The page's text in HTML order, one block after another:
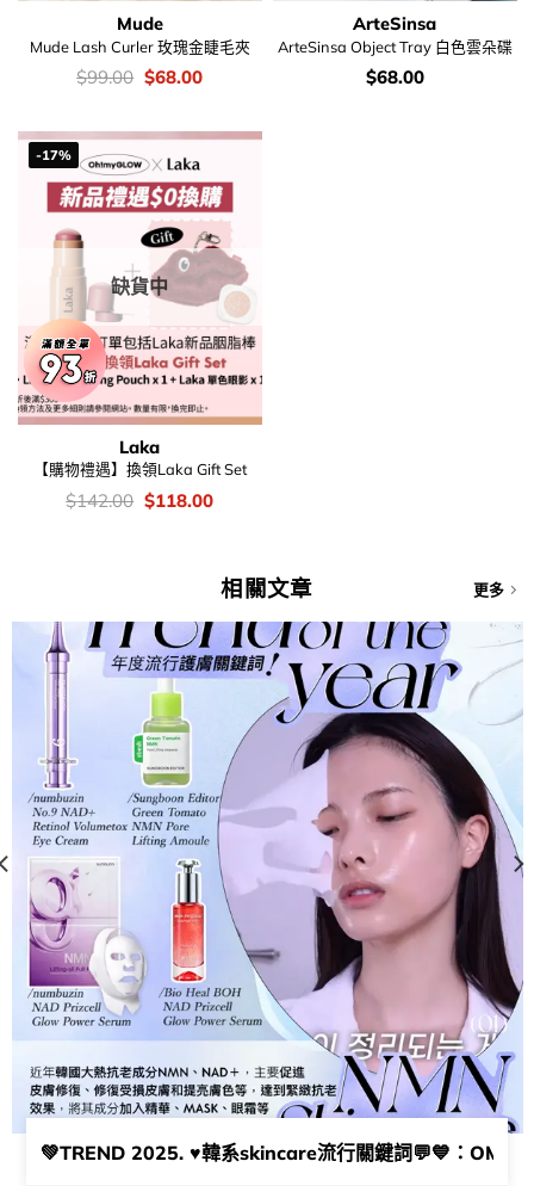
Mude
Mude Lash Curler 玫瑰金睫毛夾
價
錢：
$99.00 Original
price
$99.00.
$68.00Current
$68.00.
ArteSinsa
ArteSinsa Object Tray 白色雲朵碟
價
錢：
$68.00
-17%
缺貨中
Laka
【購物禮遇】換領Laka Gift Set
價
錢：
$142.00 Original
price
$118.00Current
相關文章 更多
💚​TREND 2025. ​♥韓系skincare流行關鍵詞💬​💙：